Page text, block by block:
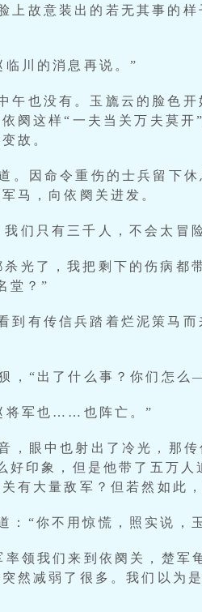
上故意装出的若无其事的
川的消息再说。”
午也没有。玉旒云的脸色
阕这样“一夫当关万夫莫
故。
。因命令重伤的士兵留下
马，向依阕关进发。
们只有三千人，不会太冒
光了，我把剩下的伤病都
堂？”
到有传信兵踏着烂泥策马
，“出了什么事？你们怎
将军也……也阵亡。”
，眼中也射出了冷光，那
好印象，但是他带了五万
有大量敌军？但若然如此
：“你不用惊慌，照实说，
领我们来到依阕关，楚军
然减弱了很多。我们以为